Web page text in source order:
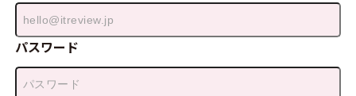
パスワード